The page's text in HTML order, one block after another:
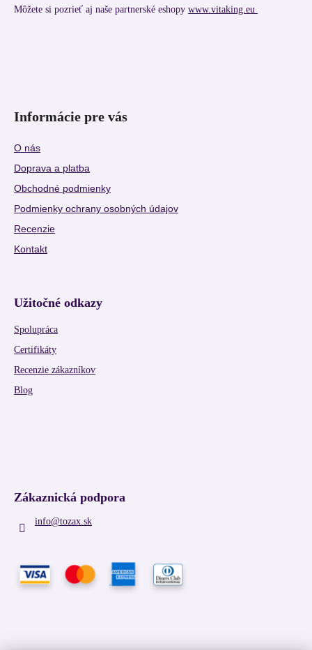
Môžete si pozrieť aj naše partnerské eshopy www.vitaking.eu
Informácie pre vás
O nás
Doprava a platba
Obchodné podmienky
Podmienky ochrany osobných údajov
Recenzie
Kontakt
Užitočné odkazy
Spolupráca
Certifikáty
Recenzie zákazníkov
Blog
Zákaznická podpora
info@tozax.sk